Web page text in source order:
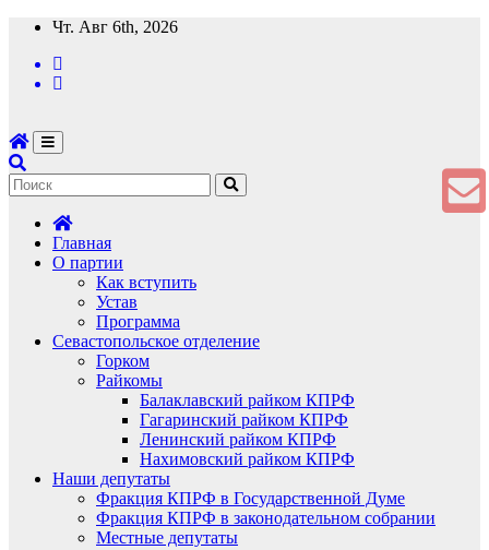
Перейти
содержимому
Чт. Авг 6th, 2026
Главная
О партии
Как вступить
Устав
Программа
Севастопольское отделение
Горком
Райкомы
Балаклавский райком КПРФ
Гагаринский райком КПРФ
Ленинский райком КПРФ
Нахимовский райком КПРФ
Наши депутаты
Фракция КПРФ в Государственной Думе
Фракция КПРФ в законодательном собрании
Местные депутаты